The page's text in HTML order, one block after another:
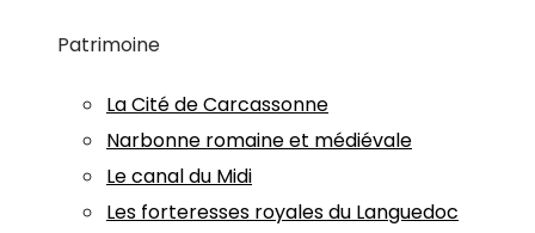
Patrimoine
La Cité de Carcassonne
Narbonne romaine et médiévale
Le canal du Midi
Les forteresses royales du Languedoc